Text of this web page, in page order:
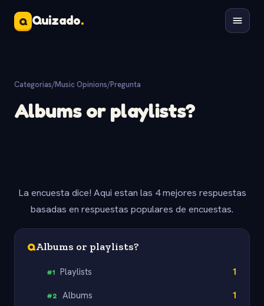
Q Quizado.
Categorias/Music Opinions/Pregunta
Albums or playlists?
La encuesta dice! Aqui estan las 4 mejores respuestas
basadas en respuestas populares de encuestas.
QAlbums or playlists?
#1 Playlists 1
#2 Albums 1